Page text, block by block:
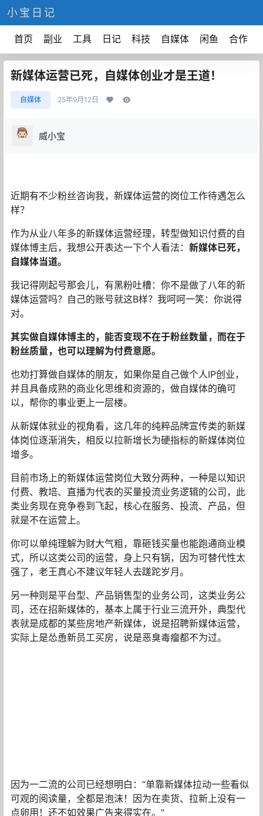
小宝日记
首页 副业 工具 日记 科技 自媒体 闲鱼 合作
新媒体运营已死，自媒体创业才是王道！
自媒体 25年9月12日
威小宝
近期有不少粉丝咨询我，新媒体运营的岗位工作待遇怎么
样？
作为从业八年多的新媒体运营经理，转型做知识付费的自
媒体博主后，我想公开表达一下个人看法： 新媒体已死，
自媒体当道。
我记得刚起号那会儿，有黑粉吐槽：你不是做了八年的新
媒体运营吗？自己的账号就这B样？我呵呵一笑：你说得
对。
其实做自媒体博主的，能否变现不在于粉丝数量，而在于
粉丝质量，也可以理解为付费意愿。
也劝打算做自媒体的朋友，如果你是自己做个人IP创业，
并且具备成熟的商业化思维和资源的，做自媒体的确可
以，帮你的事业更上一层楼。
从新媒体就业的视角看，这几年的纯粹品牌宣传类的新媒
体岗位逐渐消失，相反以拉新增长为硬指标的新媒体岗位
增多。
目前市场上的新媒体运营岗位大致分两种，一种是以知识
付费、教培、直播为代表的买量投流业务逻辑的公司，此
类业务现在竞争卷到飞起，核心在服务、投流、产品，但
就是不在运营上。
你可以单纯理解为财大气粗，靠砸钱买量也能跑通商业模
式，所以这类公司的运营，身上只有锅，因为可替代性太
强了，老王真心不建议年轻人去蹉跎岁月。
另一种则是平台型、产品销售型的业务公司，这类业务公
司，还在招新媒体的，基本上属于行业三流开外，典型代
表就是成都的某些房地产新媒体，说是招聘新媒体运营，
实际上是怂恿新员工买房，说是恶臭毒瘤都不为过。
因为一二流的公司已经想明白：“单靠新媒体拉动一些看似
可观的阅读量，全都是泡沫！因为在卖货、拉新上没有一
点卵用！还不如效果广告来得实在。”